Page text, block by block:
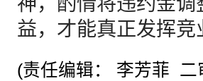
益，才能真正发挥
(责任编辑： 李芳菲